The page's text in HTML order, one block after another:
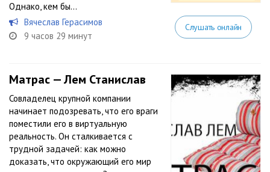
Однако, кем бы...
Вячеслав Герасимов
9 часов 29 минут
Слушать онлайн
Матрас — Лем Станислав
Совладелец крупной компании
начинает подозревать, что его враги
поместили его в виртуальную
реальность. Он сталкивается с
трудной задачей: как можно
доказать, что окружающий его мир